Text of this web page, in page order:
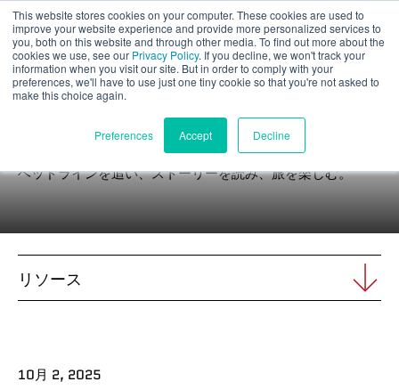
This website stores cookies on your computer. These cookies are used to
improve your website experience and provide more personalized services to
you, both on this website and through other media. To find out more about the
cookies we use, see our Privacy Policy. If you decline, we won't track your
information when you visit our site. But in order to comply with your
preferences, we'll have to use just one tiny cookie so that you're not asked to
make this choice again.
Preferences Accept Decline
パート評価
製品紹介
アプリケーション
産業
ニュース
ヘッドラインを追い、ストーリーを読み、旅を楽しむ。
リソース
10月 2, 2025